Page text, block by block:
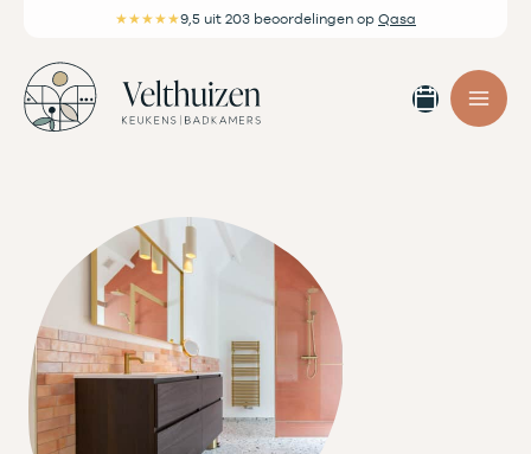
inhoud
★★★★★9,5 uit 203 beoordelingen op Qasa
maken